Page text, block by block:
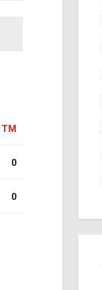
TM
0
0